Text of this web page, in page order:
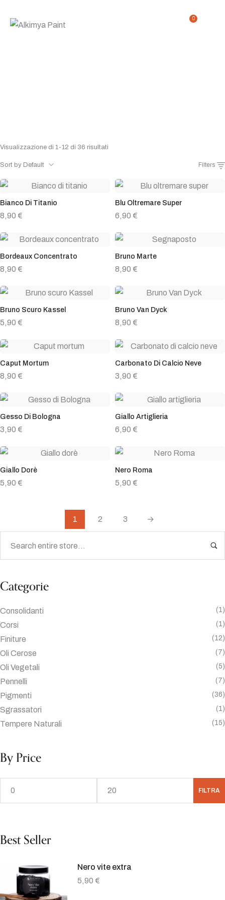
0
Categorie
Consolidanti (1)
Corsi (1)
Finiture (12)
Oli Cerose (7)
Oli Vegetali (5)
Pennelli (7)
Pigmenti (36)
Sgrassatori (1)
Tempere Naturali (15)
By Price
FILTRA
Best Seller
Nero vite extra
5,90 €
Visualizzazione di 1-12 di 36 risultati
Sort by Default Filters
Bianco Di Titanio
8,90 €
Blu Oltremare Super
6,90 €
Bordeaux Concentrato
8,90 €
Bruno Marte
8,90 €
Bruno Scuro Kassel
5,90 €
Bruno Van Dyck
8,90 €
Caput Mortum
8,90 €
Carbonato Di Calcio Neve
3,90 €
Gesso Di Bologna
3,90 €
Giallo Artiglieria
6,90 €
Giallo Dorè
5,90 €
Nero Roma
5,90 €
1 2 3 →